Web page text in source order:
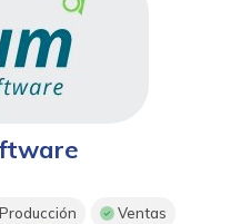
Producción Ventas